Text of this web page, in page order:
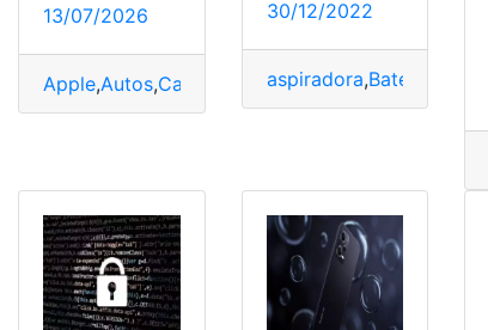
13/07/2026
Apple,Autos,Carga Desenchufar,electrica
30/12/2022
aspiradora,Batería